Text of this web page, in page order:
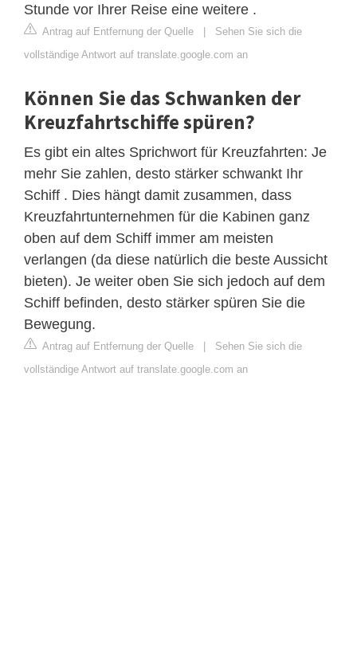
Stunde vor Ihrer Reise eine weitere .
Antrag auf Entfernung der Quelle | Sehen Sie sich die
vollständige Antwort auf translate.google.com an
Können Sie das Schwanken der
Kreuzfahrtschiffe spüren?
Es gibt ein altes Sprichwort für Kreuzfahrten: Je
mehr Sie zahlen, desto stärker schwankt Ihr
Schiff . Dies hängt damit zusammen, dass
Kreuzfahrtunternehmen für die Kabinen ganz
oben auf dem Schiff immer am meisten
verlangen (da diese natürlich die beste Aussicht
bieten). Je weiter oben Sie sich jedoch auf dem
Schiff befinden, desto stärker spüren Sie die
Bewegung.
Antrag auf Entfernung der Quelle | Sehen Sie sich die
vollständige Antwort auf translate.google.com an